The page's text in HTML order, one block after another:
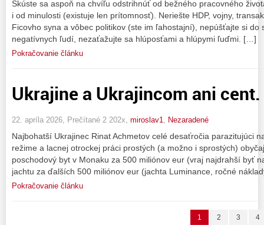
Skúste sa aspoň na chvíľu odstrihnúť od bežného pracovného
i od minulosti (existuje len prítomnosť). Neriešte HDP, vojny,
Ficovho syna a vôbec politikov (ste im ľahostajní), nepúšťajte si do
negatívnych ľudí, nezaťažujte sa hlúposťami a hlúpymi ľuďmi. […]
Pokračovanie článku
Ukrajine a Ukrajincom ani
22. apríla 2026, Prečítané 2 202x, miroslav1, Nezaradené
Najbohatší Ukrajinec Rinat Achmetov celé desaťročia parazitujúci
režime a lacnej otrockej práci prostých (a možno i sprostých)
poschodový byt v Monaku za 500 miliónov eur (vraj najdrahší byť
jachtu za ďalších 500 miliónov eur (jachta Luminance, ročné
Pokračovanie článku
1 2 3 4